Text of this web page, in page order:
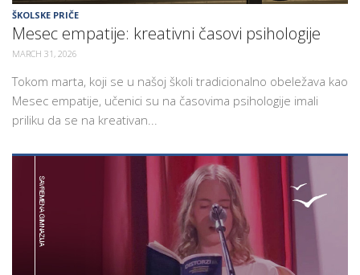
ŠKOLSKE PRIČE
Mesec empatije: kreativni časovi psihologije
MARCH 31, 2026
Tokom marta, koji se u našoj školi tradicionalno obeležava kao
Mesec empatije, učenici su na časovima psihologije imali
priliku da se na kreativan...